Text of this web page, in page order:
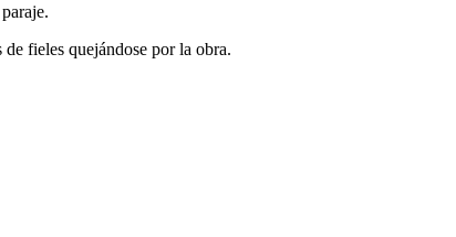
fieles quejándose por la obra.